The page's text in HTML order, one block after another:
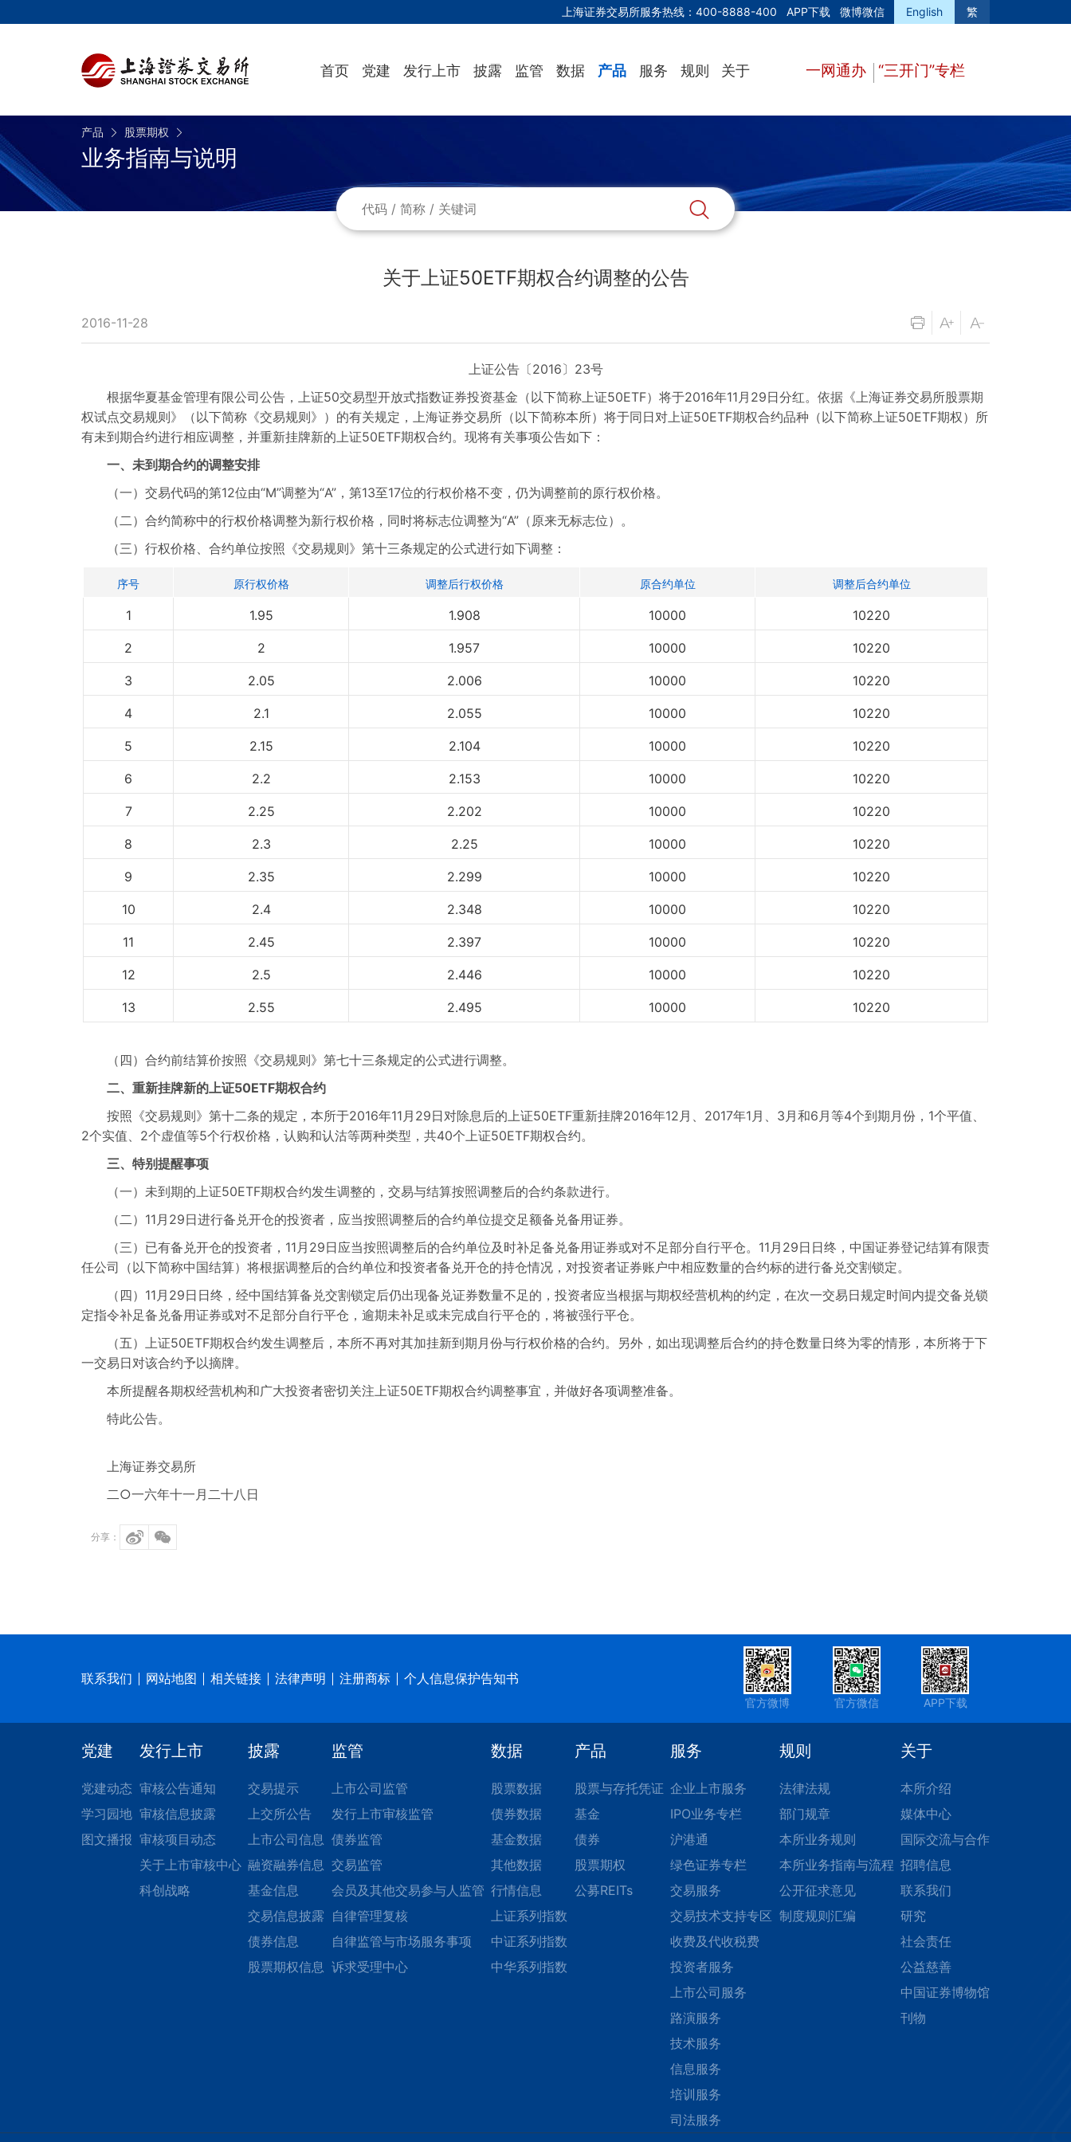
上海证券交易所服务热线： 400-8888-400 APP下载 微博微信 English 繁
首页 党建 发行上市 披露 监管 数据 产品 服务 规则 关于 一网通办 “三开门”专栏
产品 股票期权
业务指南与说明
关于上证50ETF期权合约调整的公告
2016-11-28
上证公告〔2016〕23号
根据华夏基金管理有限公司公告，上证50交易型开放式指数证券投资基金（以下简称上证50ETF）将于2016年11月29日分红。依据《上海证券交易所股票期
权试点交易规则》（以下简称《交易规则》）的有关规定，上海证券交易所（以下简称本所）将于同日对上证50ETF期权合约品种（以下简称上证50ETF期权）所
有未到期合约进行相应调整，并重新挂牌新的上证50ETF期权合约。现将有关事项公告如下：
一、未到期合约的调整安排
（一）交易代码的第12位由“M”调整为“A”，第13至17位的行权价格不变，仍为调整前的原行权价格。
（二）合约简称中的行权价格调整为新行权价格，同时将标志位调整为“A”（原来无标志位）。
（三）行权价格、合约单位按照《交易规则》第十三条规定的公式进行如下调整：
序号 原行权价格 调整后行权价格 原合约单位 调整后合约单位
1 1.95 1.908 10000 10220
2 2 1.957 10000 10220
3 2.05 2.006 10000 10220
4 2.1 2.055 10000 10220
5 2.15 2.104 10000 10220
6 2.2 2.153 10000 10220
7 2.25 2.202 10000 10220
8 2.3 2.25 10000 10220
9 2.35 2.299 10000 10220
10 2.4 2.348 10000 10220
11 2.45 2.397 10000 10220
12 2.5 2.446 10000 10220
13 2.55 2.495 10000 10220
（四）合约前结算价按照《交易规则》第七十三条规定的公式进行调整。
二、重新挂牌新的上证50ETF期权合约
按照《交易规则》第十二条的规定，本所于2016年11月29日对除息后的上证50ETF重新挂牌2016年12月、2017年1月、3月和6月等4个到期月份，1个平值、
2个实值、2个虚值等5个行权价格，认购和认沽等两种类型，共40个上证50ETF期权合约。
三、特别提醒事项
（一）未到期的上证50ETF期权合约发生调整的，交易与结算按照调整后的合约条款进行。
（二）11月29日进行备兑开仓的投资者，应当按照调整后的合约单位提交足额备兑备用证券。
（三）已有备兑开仓的投资者，11月29日应当按照调整后的合约单位及时补足备兑备用证券或对不足部分自行平仓。11月29日日终，中国证券登记结算有限责
任公司（以下简称中国结算）将根据调整后的合约单位和投资者备兑开仓的持仓情况，对投资者证券账户中相应数量的合约标的进行备兑交割锁定。
（四）11月29日日终，经中国结算备兑交割锁定后仍出现备兑证券数量不足的，投资者应当根据与期权经营机构的约定，在次一交易日规定时间内提交备兑锁
定指令补足备兑备用证券或对不足部分自行平仓，逾期未补足或未完成自行平仓的，将被强行平仓。
（五）上证50ETF期权合约发生调整后，本所不再对其加挂新到期月份与行权价格的合约。另外，如出现调整后合约的持仓数量日终为零的情形，本所将于下
一交易日对该合约予以摘牌。
本所提醒各期权经营机构和广大投资者密切关注上证50ETF期权合约调整事宜，并做好各项调整准备。
特此公告。
上海证券交易所
二○一六年十一月二十八日
分享：
联系我们 网站地图 相关链接 法律声明 注册商标 个人信息保护告知书
官方微博 官方微信 APP下载
党建
党建动态
学习园地
图文播报
发行上市
审核公告通知
审核信息披露
审核项目动态
关于上市审核中心
科创战略
披露
交易提示
上交所公告
上市公司信息
融资融券信息
基金信息
交易信息披露
债券信息
股票期权信息
监管
上市公司监管
发行上市审核监管
债券监管
交易监管
会员及其他交易参与人监管
自律管理复核
自律监管与市场服务事项
诉求受理中心
数据
股票数据
债券数据
基金数据
其他数据
行情信息
上证系列指数
中证系列指数
中华系列指数
产品
股票与存托凭证
基金
债券
股票期权
公募REITs
服务
企业上市服务
IPO业务专栏
沪港通
绿色证券专栏
交易服务
交易技术支持专区
收费及代收税费
投资者服务
上市公司服务
路演服务
技术服务
信息服务
培训服务
司法服务
规则
法律法规
部门规章
本所业务规则
本所业务指南与流程
公开征求意见
制度规则汇编
关于
本所介绍
媒体中心
国际交流与合作
招聘信息
联系我们
研究
社会责任
公益慈善
中国证券博物馆
刊物